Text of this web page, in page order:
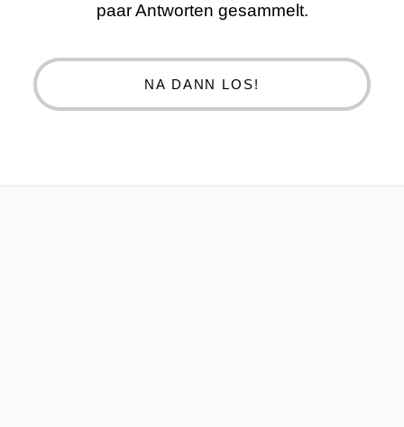
paar Antworten gesammelt.
NA DANN LOS!